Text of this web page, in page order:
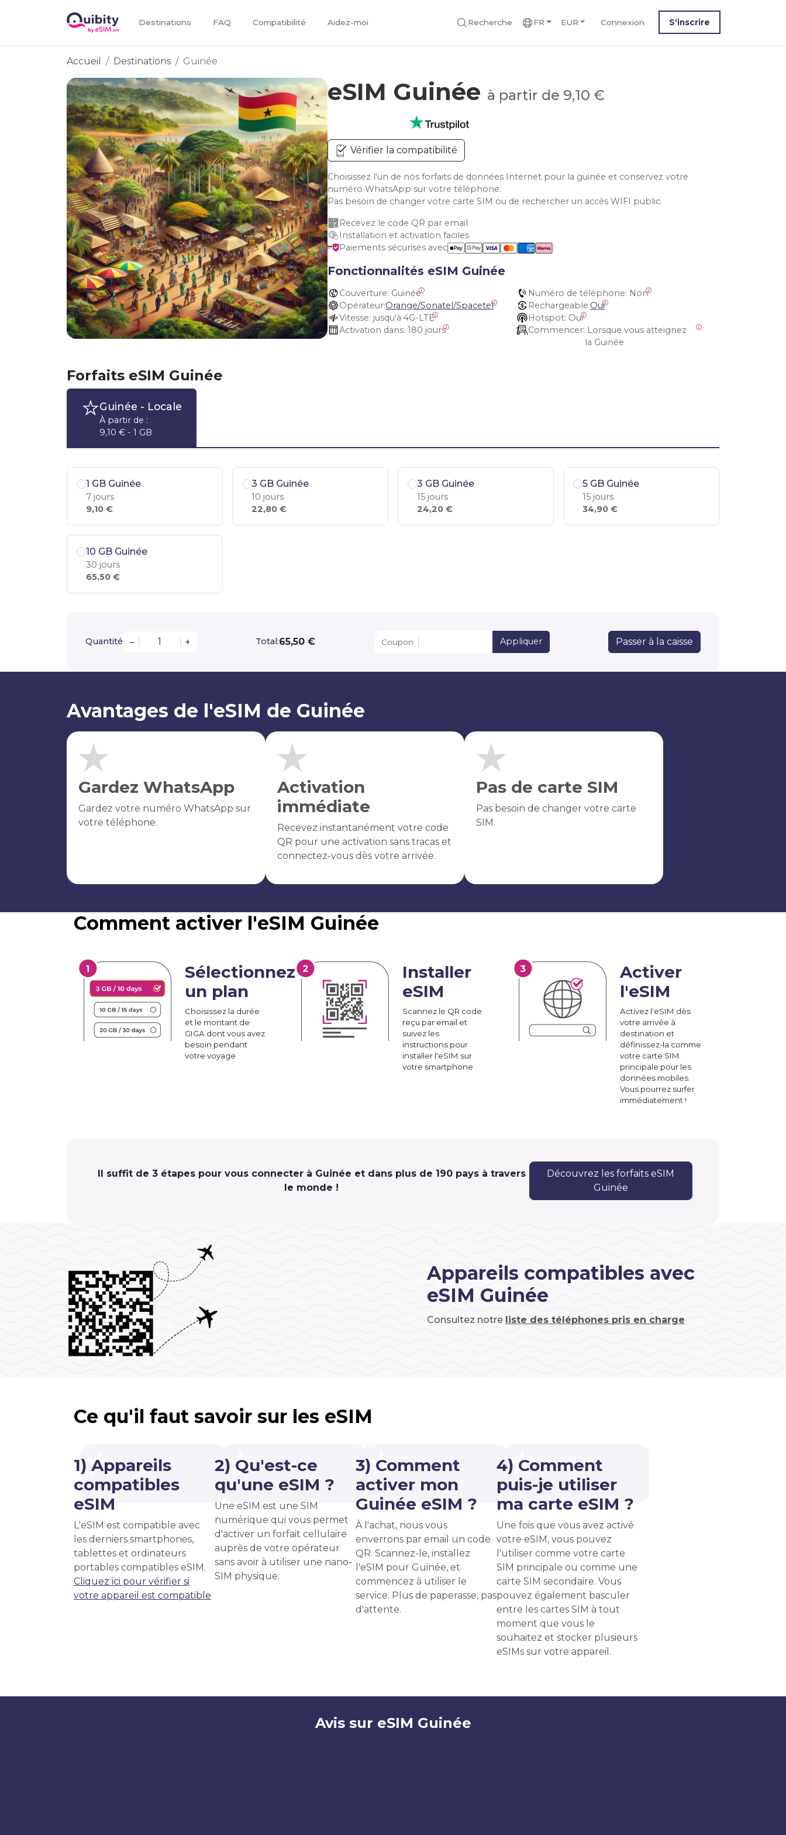
Destinations FAQ Compatibilité Aidez-moi Recherche FR EUR Connexion S'inscrire
Accueil Destinations Guinée
eSIM Guinée à partir de 9,10 €
Vérifier la compatibilité
Choisissez l'un de nos forfaits de données Internet pour la guinée et conservez votre
numéro WhatsApp sur votre téléphone.
Pas besoin de changer votre carte SIM ou de rechercher un accès WIFI public.
Recevez le code QR par email
Installation et activation faciles
Paiements sécurisés avec
Fonctionnalités eSIM Guinée
Couverture: Guinée Numéro de téléphone: Non
Opérateur:Orange/Sonatel/Spacetel Rechargeable:Oui
Vitesse: jusqu'à 4G-LTE Hotspot: Oui
Activation dans: 180 jours Commencer:
la Guinée
Forfaits eSIM Guinée
Guinée - Locale
À partir de :
9,10 € - 1 GB
1 GB Guinée
7 jours
9,10 €
3 GB Guinée
10 jours
22,80 €
3 GB Guinée
15 jours
24,20 €
5 GB Guinée
15 jours
34,90 €
10 GB Guinée
30 jours
65,50 €
Quantité – + Total:65,50 € Coupon Appliquer Passer à la caisse
Avantages de l'eSIM de Guinée
Gardez WhatsApp
Gardez votre numéro WhatsApp sur
votre téléphone.
Activation
immédiate
Recevez instantanément votre code
QR pour une activation sans tracas et
connectez-vous dès votre arrivée.
Pas de carte SIM
Pas besoin de changer votre carte
SIM.
Comment activer l'eSIM Guinée
Sélectionnez
un plan
Choisissez la durée
et le montant de
GIGA dont vous avez
besoin pendant
votre voyage
Installer
eSIM
Scannez le QR code
reçu par email et
suivez les
instructions pour
installer l'eSIM sur
votre smartphone
Activer
l'eSIM
Activez l'eSIM dès
votre arrivée à
destination et
définissez-la comme
votre carte SIM
principale pour les
données mobiles.
Vous pourrez surfer
immédiatement !
Il suffit de 3 étapes pour vous connecter à Guinée et dans plus de 190 pays à travers
le monde !
Découvrez les forfaits eSIM
Guinée
Appareils compatibles avec
eSIM Guinée
Consultez notre liste des téléphones pris en charge
Ce qu'il faut savoir sur les eSIM
1) Appareils
compatibles
eSIM
L'eSIM est compatible avec
les derniers smartphones,
tablettes et ordinateurs
portables compatibles eSIM.
Cliquez ici pour vérifier si
votre appareil est compatible
2) Qu'est-ce
qu'une eSIM ?
Une eSIM est une SIM
numérique qui vous permet
d'activer un forfait cellulaire
auprès de votre opérateur
sans avoir à utiliser une nano-
SIM physique.
3) Comment
activer mon
Guinée eSIM ?
À l'achat, nous vous
enverrons par email un code
QR. Scannez-le, installez
l'eSIM pour Guinée, et
commencez à utiliser le
service. Plus de paperasse, pas
d'attente.
4) Comment
puis-je utiliser
ma carte eSIM ?
Une fois que vous avez activé
votre eSIM, vous pouvez
l'utiliser comme votre carte
SIM principale ou comme une
carte SIM secondaire. Vous
pouvez également basculer
entre les cartes SIM à tout
moment que vous le
souhaitez et stocker plusieurs
eSIMs sur votre appareil.
Avis sur eSIM Guinée